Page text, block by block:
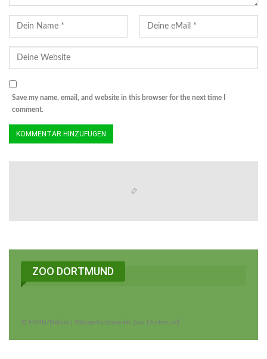
Save my name, email, and website in this browser for the next time I
comment.
ZOO DORTMUND
© MMB/Below | Wasserfontäne im Zoo Dortmund